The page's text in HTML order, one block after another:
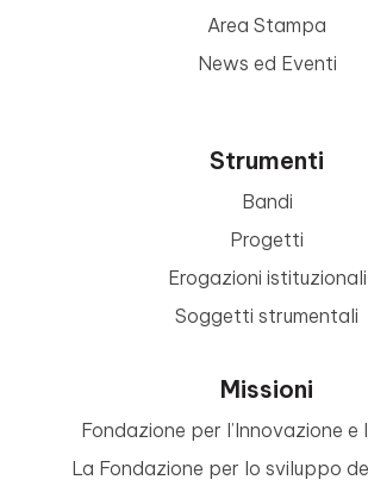
Area Stampa
News ed Eventi
Strumenti
Bandi
Progetti
Erogazioni istituzionali
Soggetti strumentali
Missioni
Fondazione per l’Innovazione e
La Fondazione per lo sviluppo